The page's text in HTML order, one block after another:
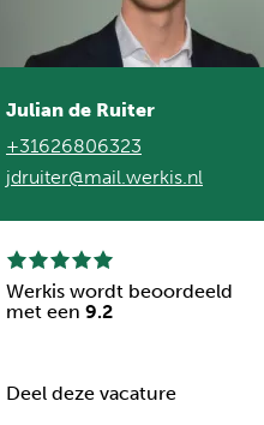
Julian de Ruiter
+31626806323
jdruiter@mail.werkis.nl
Werkis wordt beoordeeld
met een 9.2
Deel deze vacature